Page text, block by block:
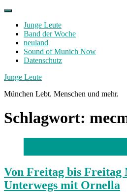
Skip
contentJunge Leute
Band der Woche
neuland
Sound of Munich Now
Datenschutz
Facebook
Twitter
Instagram
Junge Leute
München Lebt. Menschen und mehr.
Schlagwort:
Von Freitag bis Freitag
Unterwegs mit Ornella